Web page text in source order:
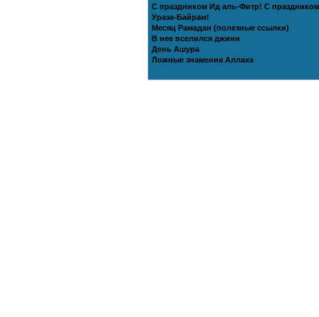
С праздником Ид аль-Фитр! С праздником
Ураза-Байрам!
Месяц Рамадан (полезные ссылки)
В нее вселился джинн
День Ашура
Ложные знамения Аллаха